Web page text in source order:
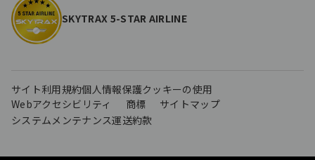
SKYTRAX 5-STAR AIRLINE
サイト利用規約個人情報保護クッキーの使用
Webアクセシビリティ
商標
サイトマップ
システムメンテナンス運送約款